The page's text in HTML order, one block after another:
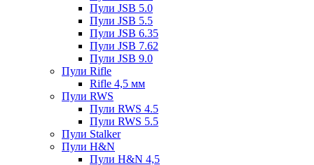
Пули JSB 5.0
Пули JSB 5.5
Пули JSB 6.35
Пули JSB 7.62
Пули JSB 9.0
Пули Rifle
Rifle 4,5 мм
Пули RWS
Пули RWS 4.5
Пули RWS 5.5
Пули Stalker
Пули H&N
Пули H&N 4,5